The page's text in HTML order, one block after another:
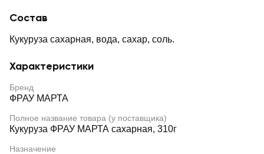
Состав
Кукуруза сахарная, вода, сахар, соль.
Характеристики
Бренд
ФРАУ МАРТА
Полное название товара (у поставщика)
Кукуруза ФРАУ МАРТА сахарная, 310г
Назначение